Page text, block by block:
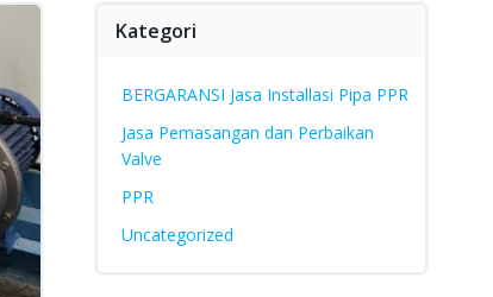
Kategori
BERGARANSI Jasa Installasi Pipa PPR
Jasa Pemasangan dan Perbaikan
Valve
PPR
Uncategorized